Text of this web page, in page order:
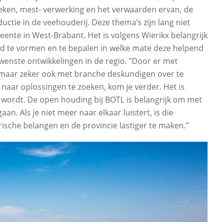
mest- verwerking en het verwaarden ervan, de
in de veehouderij. Deze thema’s zijn lang niet
in West-Brabant. Het is volgens Wierikx belangrijk
te vormen en te bepalen in welke mate deze helpend
ontwikkelingen in de regio. "Door er met
zeker ook met branche deskundigen over te
oplossingen te zoeken, kom je verder. Het is
De open houding bij BOTL is belangrijk om met
Als je niet meer naar elkaar luistert, is die
belangen en de provincie lastiger te maken."